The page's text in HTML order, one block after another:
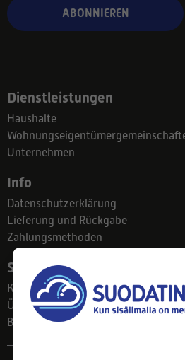
ABONNIEREN
Dienstleistungen
Haushalte
Unternehmen
Info
Datenschutzerklärung
Lieferung und Rückgabe
Zahlungsmethoden
Suodatinkeskus
Kontakt
Über uns
Blog